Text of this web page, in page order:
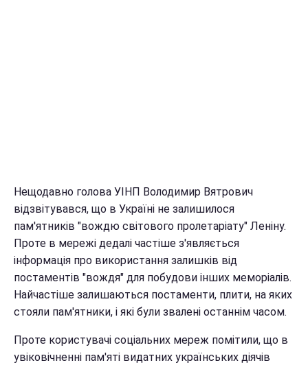
Нещодавно голова УІНП Володимир Вятрович
відзвітувався, що в Україні не залишилося
пам'ятників "вождю світового пролетаріату" Леніну.
Проте в мережі дедалі частіше з'являється
інформація про використання залишків від
постаментів "вождя" для побудови інших меморіалів.
Найчастіше залишаються постаменти, плити, на яких
стояли пам'ятники, і які були звалені останнім часом.
Проте користувачі соціальних мереж помітили, що в
увіковічненні пам'яті видатних українських діячів